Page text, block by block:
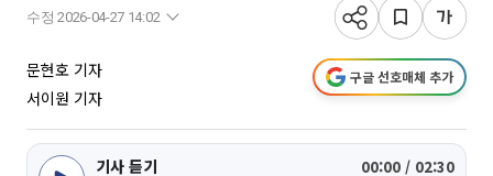
수정 2026-04-27 14:02
문현호 기자
서이원 기자
구글 선호매체 추가
기사 듣기 00:00 / 02:30